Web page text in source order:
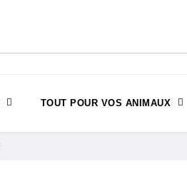
TOUT POUR VOS ANIMAUX